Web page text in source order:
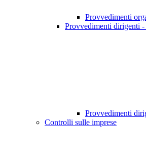
Provvedimenti
Provvedimenti dirigenti
Provvedimenti
Controlli sulle imprese